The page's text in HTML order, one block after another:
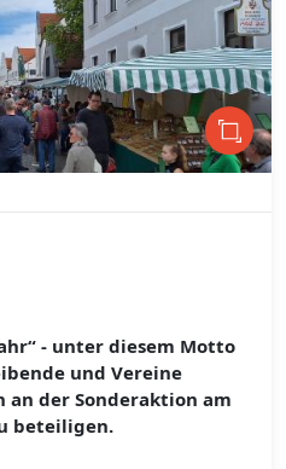
- unter diesem Motto
und Vereine
an der Sonderaktion am
beteiligen.